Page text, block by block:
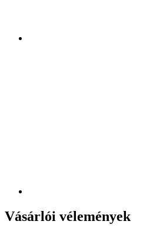
Vásárlói vélemények